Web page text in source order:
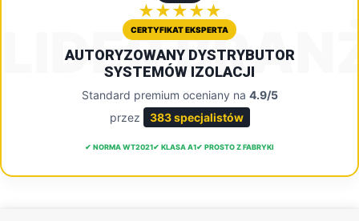
LIDER
★★★★★
CERTYFIKAT EKSPERTA
AUTORYZOWANY DYSTRYBUTOR
SYSTEMÓW IZOLACJI
Standard premium oceniany na 4.9/5
przez
383 specjalistów
✔ NORMA WT2021✔ KLASA A1✔ PROSTO Z FABRYKI